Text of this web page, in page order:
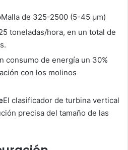
Malla de 325-2500 (5-45 μm)
toneladas/hora, en un total de
consumo de energía un 30%
con los molinos
El clasificador de turbina vertical
precisa del tamaño de las